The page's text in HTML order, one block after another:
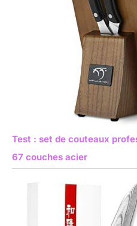
Test : set de couteaux
67 couches acier